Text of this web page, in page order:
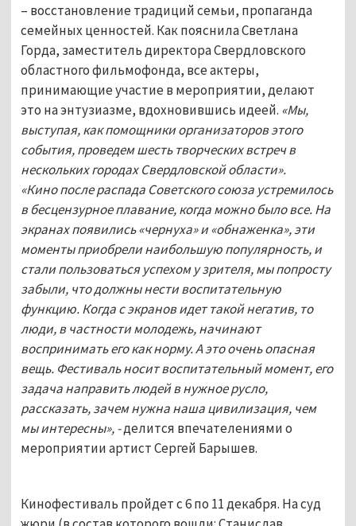
– восстановление традиций семьи, пропаганда
семейных ценностей. Как пояснила Светлана
Горда, заместитель директора Свердловского
областного фильмофонда, все актеры,
принимающие участие в мероприятии, делают
это на энтузиазме, вдохновившись идеей. «Мы,
выступая, как помощники организаторов этого
события, проведем шесть творческих встреч в
нескольких городах Свердловской области».
«Кино после распада Советского союза устремилось
в бесцензурное плавание, когда можно было все. На
экранах появились «чернуха» и «обнаженка», эти
моменты приобрели наибольшую популярность, и
стали пользоваться успехом у зрителя, мы попросту
забыли, что должны нести воспитательную
функцию. Когда с экранов идет такой негатив, то
люди, в частности молодежь, начинают
воспринимать его как норму. А это очень опасная
вещь. Фестиваль носит воспитательный момент, его
задача направить людей в нужное русло,
рассказать, зачем нужна наша цивилизация, чем
мы интересны», -делится впечателениями о
мероприятии артист Сергей Барышев.
Кинофестиваль пройдет с 6 по 11 декабря. На суд